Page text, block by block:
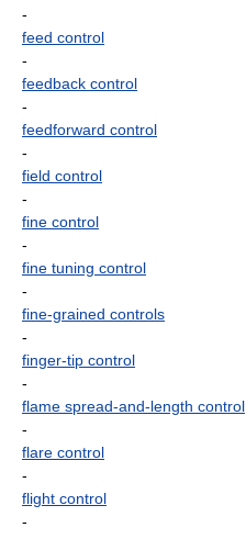
-
feed control
-
feedback control
-
feedforward control
-
field control
-
fine control
-
fine tuning control
-
fine-grained controls
-
finger-tip control
-
flame spread-and-length control
-
flare control
-
flight control
-